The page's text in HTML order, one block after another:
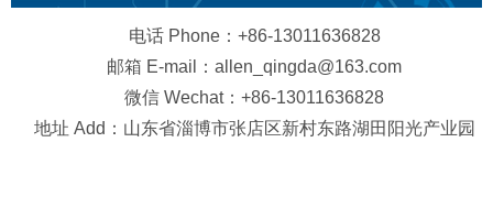
电话 Phone：+86-13011636828
邮箱 E-mail：allen_qingda@163.com
微信 Wechat：+86-13011636828
地址 Add：山东省淄博市张店区新村东路湖田阳光产业园